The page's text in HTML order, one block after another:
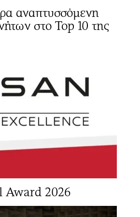
αναπτυσσόμενη
στο Top 10 της
Award 2026